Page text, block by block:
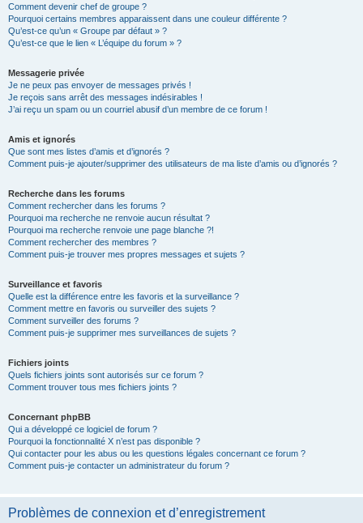
Comment devenir chef de groupe ?
Pourquoi certains membres apparaissent dans une couleur différente ?
Qu’est-ce qu’un « Groupe par défaut » ?
Qu’est-ce que le lien « L’équipe du forum » ?
Messagerie privée
Je ne peux pas envoyer de messages privés !
Je reçois sans arrêt des messages indésirables !
J’ai reçu un spam ou un courriel abusif d’un membre de ce forum !
Amis et ignorés
Que sont mes listes d’amis et d’ignorés ?
Comment puis-je ajouter/supprimer des utilisateurs de ma liste d’amis ou d’ignorés ?
Recherche dans les forums
Comment rechercher dans les forums ?
Pourquoi ma recherche ne renvoie aucun résultat ?
Pourquoi ma recherche renvoie une page blanche ?!
Comment rechercher des membres ?
Comment puis-je trouver mes propres messages et sujets ?
Surveillance et favoris
Quelle est la différence entre les favoris et la surveillance ?
Comment mettre en favoris ou surveiller des sujets ?
Comment surveiller des forums ?
Comment puis-je supprimer mes surveillances de sujets ?
Fichiers joints
Quels fichiers joints sont autorisés sur ce forum ?
Comment trouver tous mes fichiers joints ?
Concernant phpBB
Qui a développé ce logiciel de forum ?
Pourquoi la fonctionnalité X n’est pas disponible ?
Qui contacter pour les abus ou les questions légales concernant ce forum ?
Comment puis-je contacter un administrateur du forum ?
Problèmes de connexion et d’enregistrement